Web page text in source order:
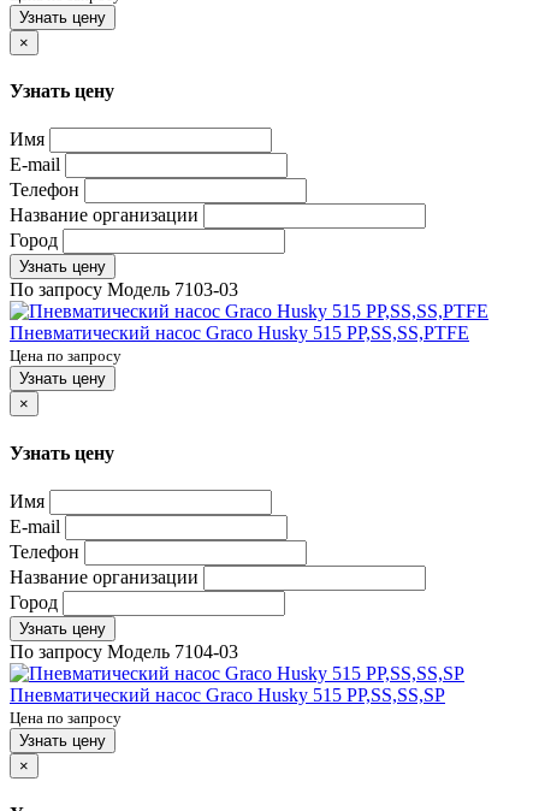
Узнать цену
×
Узнать цену
Имя
E-mail
Телефон
Название организации
Город
Узнать цену
По запросу Модель 7103-03
Пневматический насос Graco Husky 515 PP,SS,SS,PTFE
Цена по запросу
Узнать цену
×
Узнать цену
Имя
E-mail
Телефон
Название организации
Город
Узнать цену
По запросу Модель 7104-03
Пневматический насос Graco Husky 515 PP,SS,SS,SP
Цена по запросу
Узнать цену
×